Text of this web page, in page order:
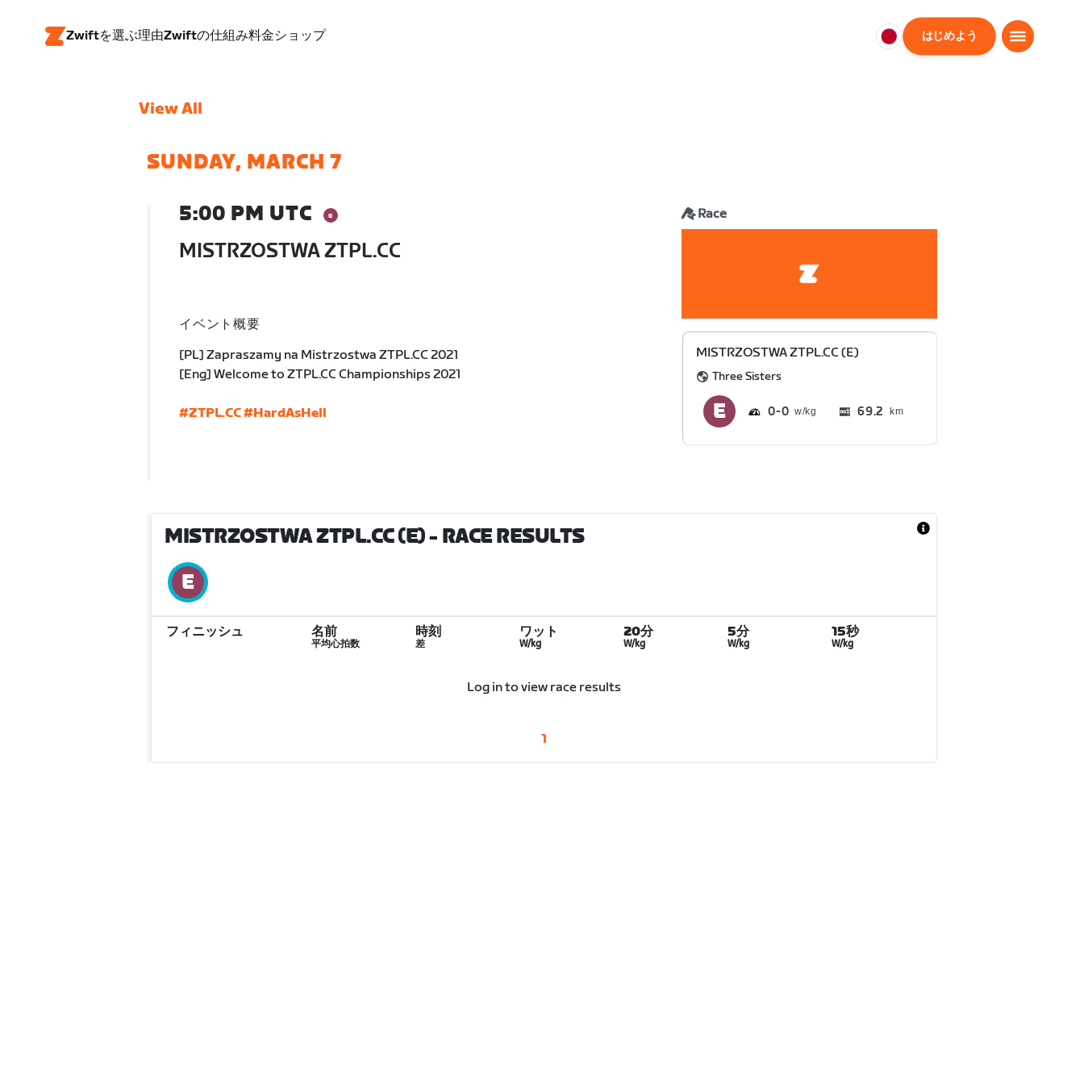
Zwiftを選ぶ理由Zwiftの仕組み料金ショップ
日
はじめよう
View All
SUNDAY, MARCH 7
5:00 PM UTC
MISTRZOSTWA ZTPL.CC
Race
イベント概要
[PL] Zapraszamy na Mistrzostwa ZTPL.CC 2021
[Eng] Welcome to ZTPL.CC Championships 2021
#ZTPL.CC#HardAsHell
MISTRZOSTWA ZTPL.CC (E)
Three Sisters
0 0 69.2 km
MISTRZOSTWA ZTPL.CC (E)- RACE RESULTS
フィニッシュ 名前
平均心拍数
時刻
差
ワット
W/kg
20分
W/kg
5分
W/kg
15秒
W/kg
Log in to view race results
1